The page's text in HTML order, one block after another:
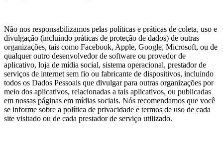
Não nos responsabilizamos pelas políticas e práticas de coleta, uso e
divulgação (incluindo práticas de proteção de dados) de outras
organizações, tais como Facebook, Apple, Google, Microsoft, ou de
qualquer outro desenvolvedor de software ou provedor de
aplicativo, loja de mídia social, sistema operacional, prestador de
serviços de internet sem fio ou fabricante de dispositivos, incluindo
todos os Dados Pessoais que divulgar para outras organizações por
meio dos aplicativos, relacionadas a tais aplicativos, ou publicadas
em nossas páginas em mídias sociais. Nós recomendamos que você
se informe sobre a política de privacidade e termos de uso de cada
site visitado ou de cada prestador de serviço utilizado.